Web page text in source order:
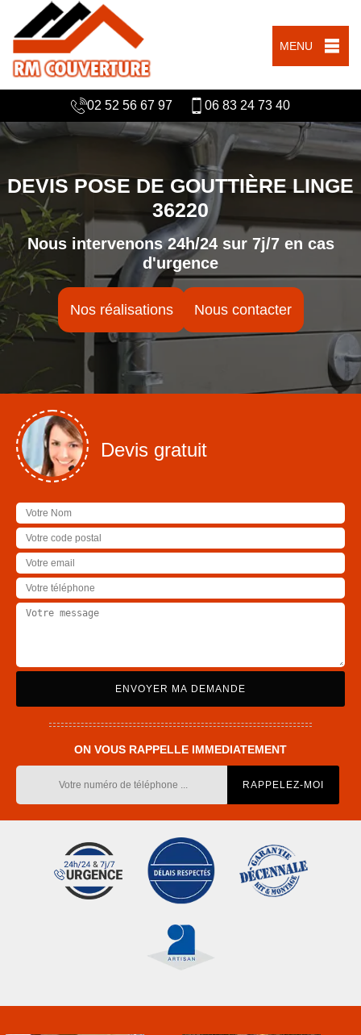
MENU
02 52 56 67 97 06 83 24 73 40
DEVIS POSE DE GOUTTIÈRE LINGE
36220
Nous intervenons 24h/24 sur 7j/7 en cas
d'urgence
Nos réalisations Nous contacter
Devis gratuit
ON VOUS RAPPELLE IMMEDIATEMENT